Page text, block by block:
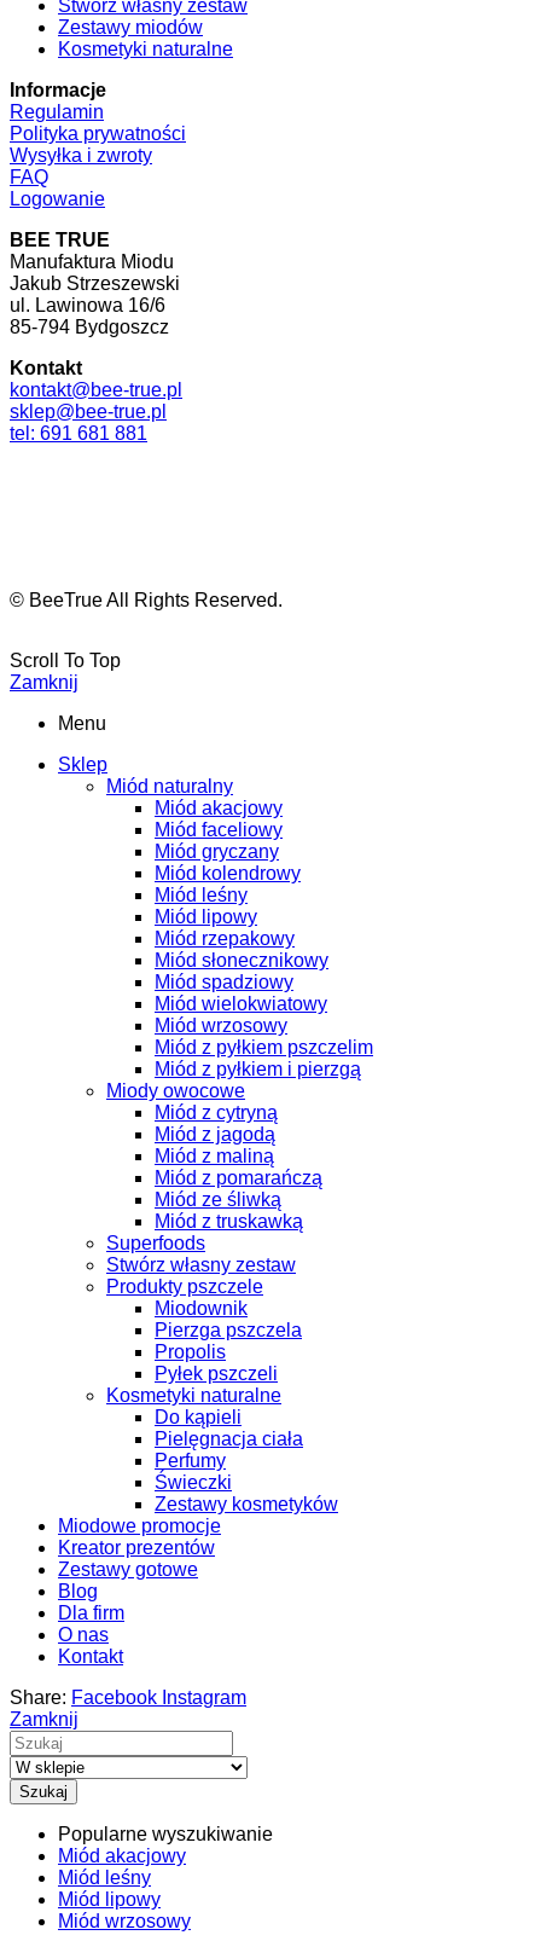
Stwórz własny zestaw
Zestawy miodów
Kosmetyki naturalne
Informacje
Regulamin
Polityka prywatności
Wysyłka i zwroty
FAQ
Logowanie
BEE TRUE
Manufaktura Miodu
Jakub Strzeszewski
ul. Lawinowa 16/6
85-794 Bydgoszcz
Kontakt
kontakt@bee-true.pl
sklep@bee-true.pl
tel: 691 681 881
© BeeTrue All Rights Reserved.
Scroll To Top
Zamknij
Menu
Sklep
Miód naturalny
Miód akacjowy
Miód faceliowy
Miód gryczany
Miód kolendrowy
Miód leśny
Miód lipowy
Miód rzepakowy
Miód słonecznikowy
Miód spadziowy
Miód wielokwiatowy
Miód wrzosowy
Miód z pyłkiem pszczelim
Miód z pyłkiem i pierzgą
Miody owocowe
Miód z cytryną
Miód z jagodą
Miód z maliną
Miód z pomarańczą
Miód ze śliwką
Miód z truskawką
Superfoods
Stwórz własny zestaw
Produkty pszczele
Miodownik
Pierzga pszczela
Propolis
Pyłek pszczeli
Kosmetyki naturalne
Do kąpieli
Pielęgnacja ciała
Perfumy
Świeczki
Zestawy kosmetyków
Miodowe promocje
Kreator prezentów
Zestawy gotowe
Blog
Dla firm
O nas
Kontakt
Share: Facebook Instagram
Zamknij
Szukaj
Popularne wyszukiwanie
Miód akacjowy
Miód leśny
Miód lipowy
Miód wrzosowy